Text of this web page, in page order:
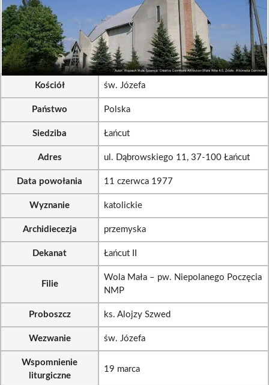
Kościół św. Józefa
Państwo Polska
Siedziba Łańcut
Adres ul. Dąbrowskiego 11, 37-100 Łańcut
Data powołania 11 czerwca 1977
Wyznanie katolickie
Archidiecezja przemyska
Dekanat Łańcut II
Filie
Wola Mała – pw. Niepolanego Poczęcia
NMP
Proboszcz ks. Alojzy Szwed
Wezwanie św. Józefa
Wspomnienie
liturgiczne
19 marca